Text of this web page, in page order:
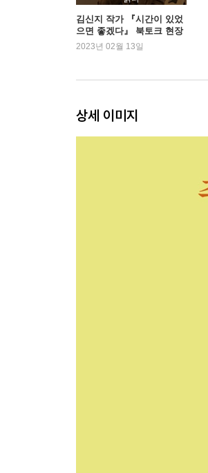
정든 동네와 헤어지는 법
이 구역의 다짐왕이 추천하
장마가 지나면 수박은 싱거워
바빠서 나빠지는 사람
이런 건 나도 만들겠다고?
김신지 작가 『시간이 있었
으면 좋겠다』 북토크 현장
2023년 02월 13일
상세 이미지